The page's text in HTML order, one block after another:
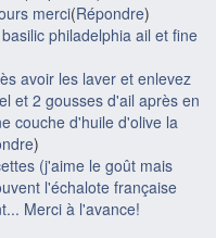
merci(Répondre)
philadelphia ail et fine
avoir les laver et enlevez
et 2 gousses d'ail après en
couche d'huile d'olive la
)
(j'aime le goût mais
l'échalote française
Merci à l'avance!